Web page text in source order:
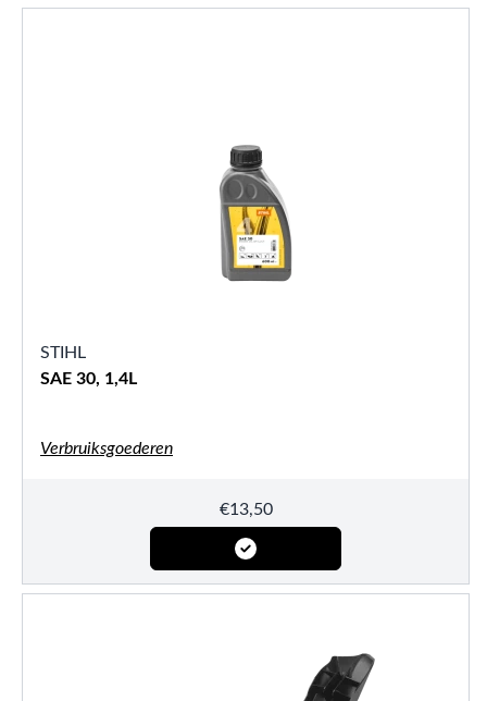
STIHL
SAE 30, 1,4L
Verbruiksgoederen
€13,50